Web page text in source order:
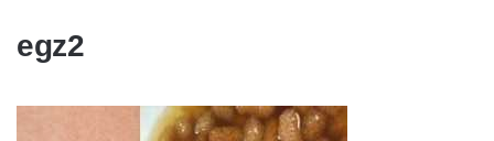
egz2